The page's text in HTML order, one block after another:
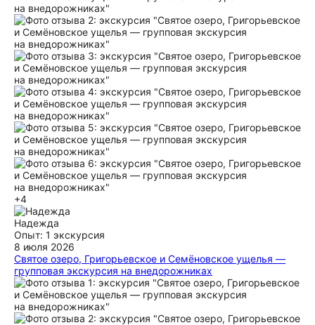
+4
Надежда
Опыт: 1 экскурсия
8 июля 2026
Святое озеро, Григорьевское и Семёновское ущелья —
групповая экскурсия на внедорожниках
Сегодня, 8 июля 2026 года, мы посетили групповую
экскурсию на внедорожниках к Святому озеру, а также в
Семёновское и Григорьевское ущелье. Наш водитель
продемонстрировал настоящее мастерство вождения по